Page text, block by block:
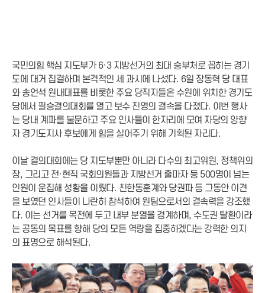
국민의힘 핵심 지도부가 6·3 지방선거의 최대 승부처로 꼽히는 경기
도에 대거 집결하며 본격적인 세 과시에 나섰다. 6일 장동혁 당 대표
와 송언석 원내대표를 비롯한 주요 당직자들은 수원에 위치한 경기도
당에서 필승결의대회를 열고 보수 진영의 결속을 다졌다. 이번 행사
는 당내 계파를 불문하고 주요 인사들이 한자리에 모여 자당의 양향
자 경기도지사 후보에게 힘을 실어주기 위해 기획된 자리다.
이날 결의대회에는 당 지도부뿐만 아니라 다수의 최고위원, 정책위의
장, 그리고 전·현직 국회의원들과 지방선거 출마자 등 500명이 넘는
인원이 운집해 성황을 이뤘다. 친한동훈계와 당권파 등 그동안 이견
을 보였던 인사들이 나란히 참석하여 원팀으로서의 결속력을 강조했
다. 이는 선거를 목전에 두고 내부 분열을 경계하며, 수도권 탈환이라
는 공동의 목표를 향해 당의 모든 역량을 집중하겠다는 강력한 의지
의 표명으로 해석된다.